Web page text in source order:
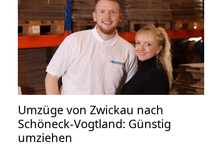
Umzüge von Zwickau nach
Schöneck-Vogtland: Günstig
umziehen